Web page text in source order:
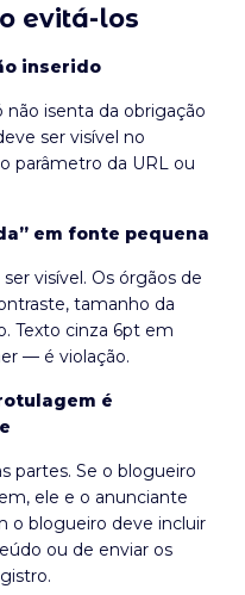
evitá-los
inserido
isenta da obrigação
ser visível no
parâmetro da URL ou
em fonte pequena
visível. Os órgãos de
tamanho da
Texto cinza 6pt em
— é violação.
é
partes. Se o blogueiro
ele e o anunciante
o blogueiro deve incluir
ou de enviar os